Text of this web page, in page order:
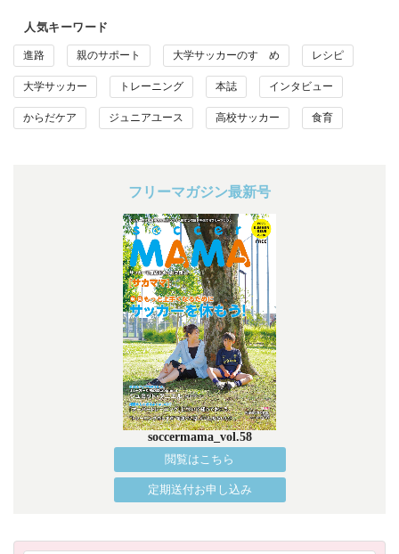
人気キーワード
進路 親のサポート 大学サッカーのすゝめ レシピ
大学サッカー トレーニング 本誌 インタビュー
からだケア ジュニアユース 高校サッカー 食育
フリーマガジン最新号
soccermama_vol.58
閲覧はこちら
定期送付お申し込み